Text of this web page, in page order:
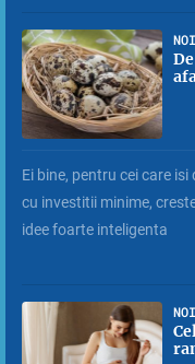
Ei bine, pentru cei care
cu investitii minime,
idee foarte inteligenta